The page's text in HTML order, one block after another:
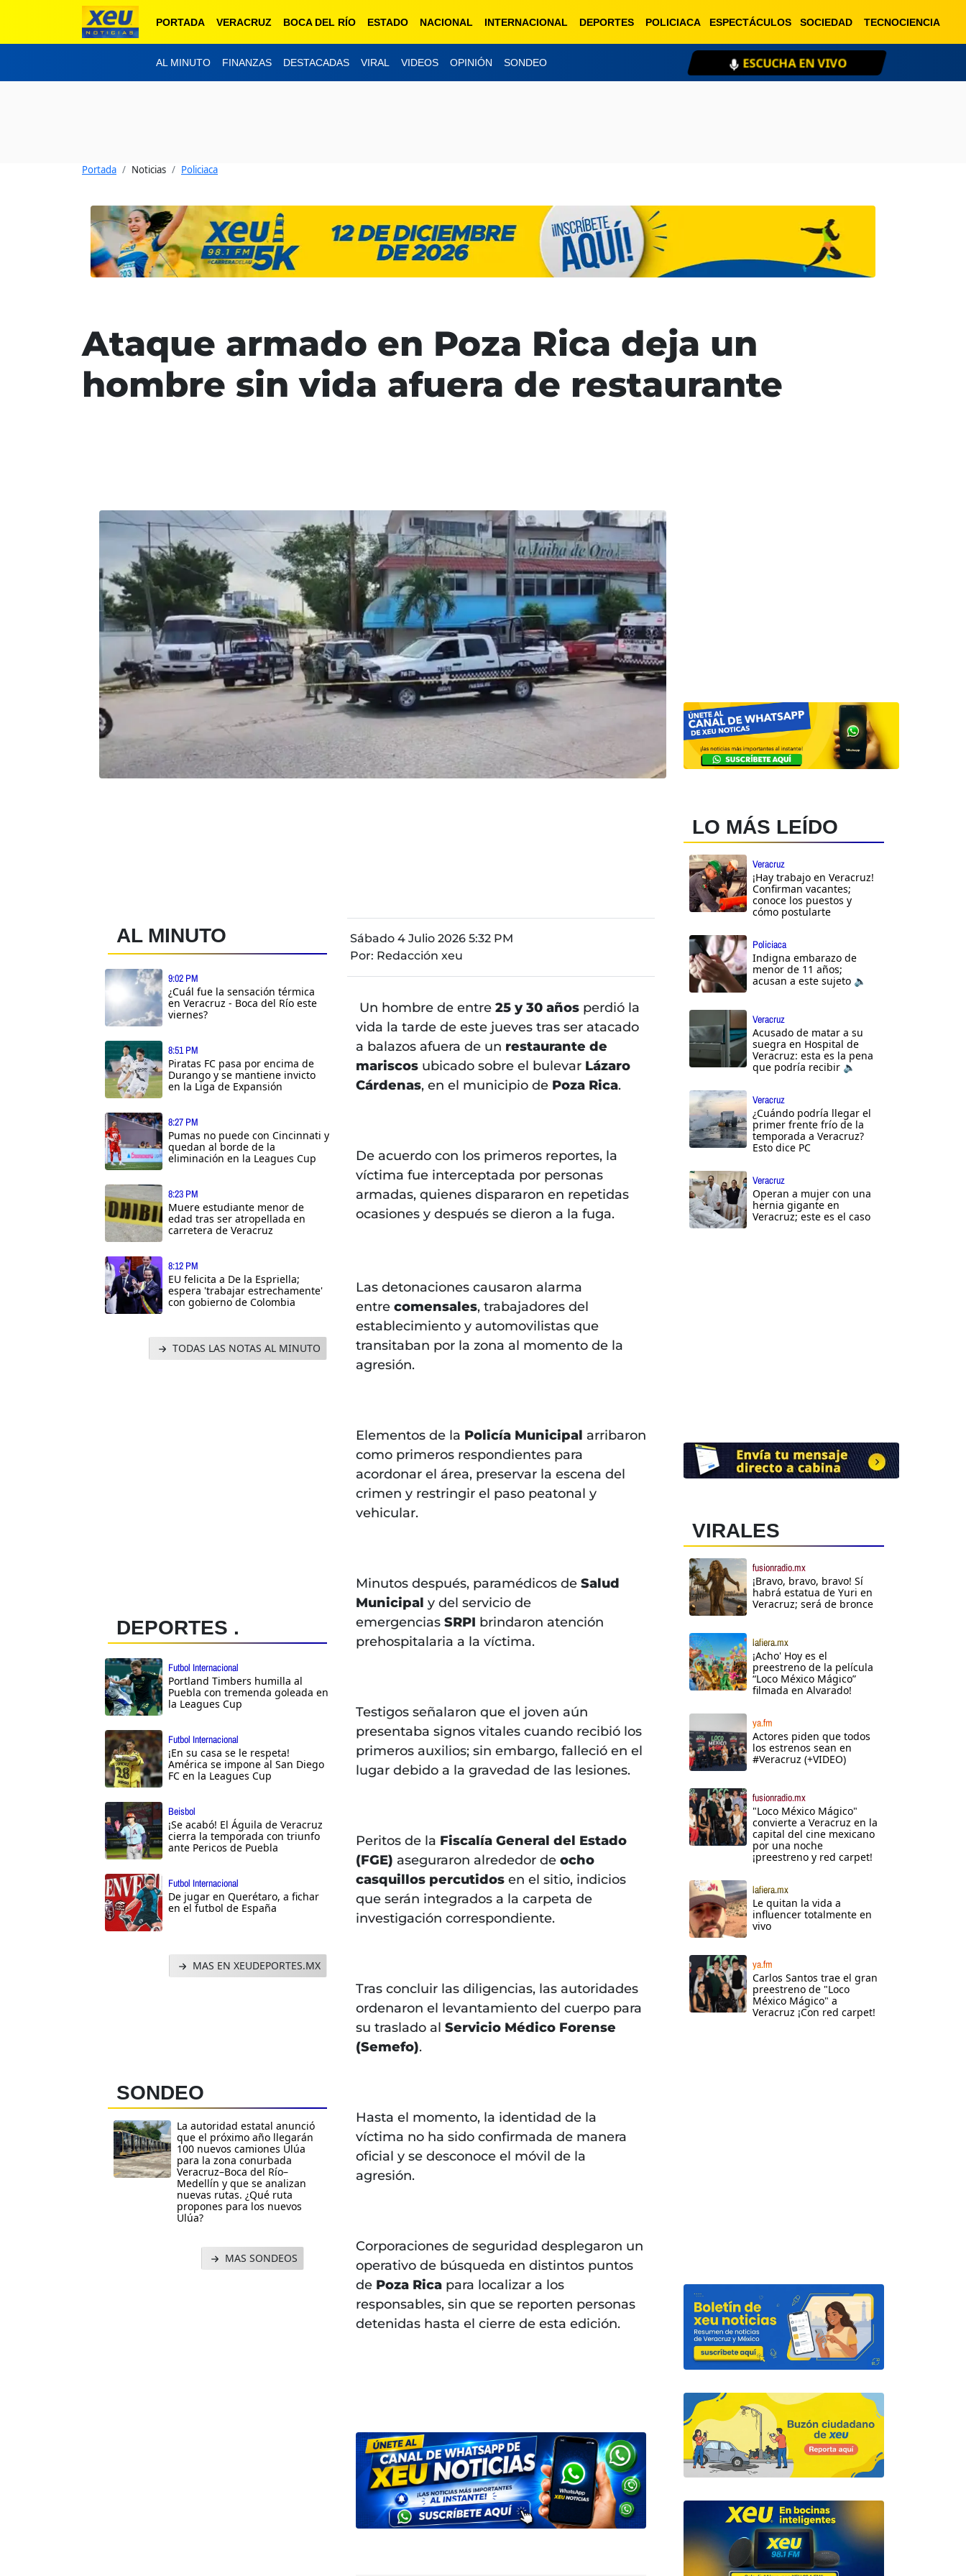
PORTADA VERACRUZ BOCA DEL RÍO ESTADO NACIONAL INTERNACIONAL DEPORTES POLICIACA ESPECTÁCULOS SOCIEDAD TECNOCIENCIA
AL MINUTO FINANZAS DESTACADAS VIRAL VIDEOS OPINIÓN SONDEO ESCUCHA EN VIVO
Portada Noticias Policiaca
Ataque armado en Poza Rica deja un
hombre sin vida afuera de restaurante
AL MINUTO
9:02 PM
¿Cuál fue la sensación térmica
en Veracruz - Boca del Río este
viernes?
8:51 PM
Piratas FC pasa por encima de
Durango y se mantiene invicto
en la Liga de Expansión
8:27 PM
Pumas no puede con Cincinnati y
quedan al borde de la
eliminación en la Leagues Cup
8:23 PM
Muere estudiante menor de
edad tras ser atropellada en
carretera de Veracruz
8:12 PM
EU felicita a De la Espriella;
espera 'trabajar estrechamente'
con gobierno de Colombia
TODAS LAS NOTAS AL MINUTO
DEPORTES .
Futbol Internacional
Portland Timbers humilla al
Puebla con tremenda goleada en
la Leagues Cup
Futbol Internacional
¡En su casa se le respeta!
América se impone al San Diego
FC en la Leagues Cup
Beisbol
¡Se acabó! El Águila de Veracruz
cierra la temporada con triunfo
ante Pericos de Puebla
Futbol Internacional
De jugar en Querétaro, a fichar
en el futbol de España
MAS EN XEUDEPORTES.MX
SONDEO
La autoridad estatal anunció
que el próximo año llegarán
100 nuevos camiones Ulúa
para la zona conurbada
Veracruz–Boca del Río–
Medellín y que se analizan
nuevas rutas. ¿Qué ruta
propones para los nuevos
Ulúa?
MAS SONDEOS
Sábado 4 Julio 2026 5:32 PM
Por: Redacción xeu
Un hombre de entre 25 y 30 añosperdió la
vida la tarde de este jueves tras ser atacado
a balazos afuera de un restaurante de
mariscosubicado sobre el bulevar Lázaro
Cárdenas, en el municipio de Poza Rica.
De acuerdo con los primeros reportes, la
víctima fue interceptada por personas
armadas, quienes dispararon en repetidas
ocasiones y después se dieron a la fuga.
Las detonaciones causaron alarma
entre comensales, trabajadores del
establecimiento y automovilistas que
transitaban por la zona al momento de la
agresión.
Elementos de la Policía Municipal arribaron
como primeros respondientes para
acordonar el área, preservar la escena del
crimen y restringir el paso peatonal y
vehicular.
Minutos después, paramédicos de Salud
Municipal y del servicio de
emergencias SRPI brindaron atención
prehospitalaria a la víctima.
Testigos señalaron que el joven aún
presentaba signos vitales cuando recibió los
primeros auxilios; sin embargo, falleció en el
lugar debido a la gravedad de las lesiones.
Peritos de la Fiscalía General del Estado
(FGE) aseguraron alrededor de ocho
casquillos percutidosen el sitio, indicios
que serán integrados a la carpeta de
investigación correspondiente.
Tras concluir las diligencias, las autoridades
ordenaron el levantamiento del cuerpo para
su traslado al Servicio Médico Forense
(Semefo).
Hasta el momento, la identidad de la
víctima no ha sido confirmada de manera
oficial y se desconoce el móvil de la
agresión.
Corporaciones de seguridad desplegaron un
operativo de búsqueda en distintos puntos
de Poza Ricapara localizar a los
responsables, sin que se reporten personas
detenidas hasta el cierre de esta edición.
LO MÁS LEÍDO
Veracruz
¡Hay trabajo en Veracruz!
Confirman vacantes;
conoce los puestos y
cómo postularte
Policiaca
Indigna embarazo de
menor de 11 años;
acusan a este sujeto 🔈
Veracruz
Acusado de matar a su
suegra en Hospital de
Veracruz: esta es la pena
que podría recibir 🔈
Veracruz
¿Cuándo podría llegar el
primer frente frío de la
temporada a Veracruz?
Esto dice PC
Veracruz
Operan a mujer con una
hernia gigante en
Veracruz; este es el caso
VIRALES
fusionradio.mx
¡Bravo, bravo, bravo! Sí
habrá estatua de Yuri en
Veracruz; será de bronce
lafiera.mx
¡Acho' Hoy es el
preestreno de la película
“Loco México Mágico”
filmada en Alvarado!
ya.fm
Actores piden que todos
los estrenos sean en
#Veracruz (+VIDEO)
fusionradio.mx
"Loco México Mágico"
convierte a Veracruz en la
capital del cine mexicano
por una noche
¡preestreno y red carpet!
lafiera.mx
Le quitan la vida a
influencer totalmente en
vivo
ya.fm
Carlos Santos trae el gran
preestreno de "Loco
México Mágico" a
Veracruz ¡Con red carpet!